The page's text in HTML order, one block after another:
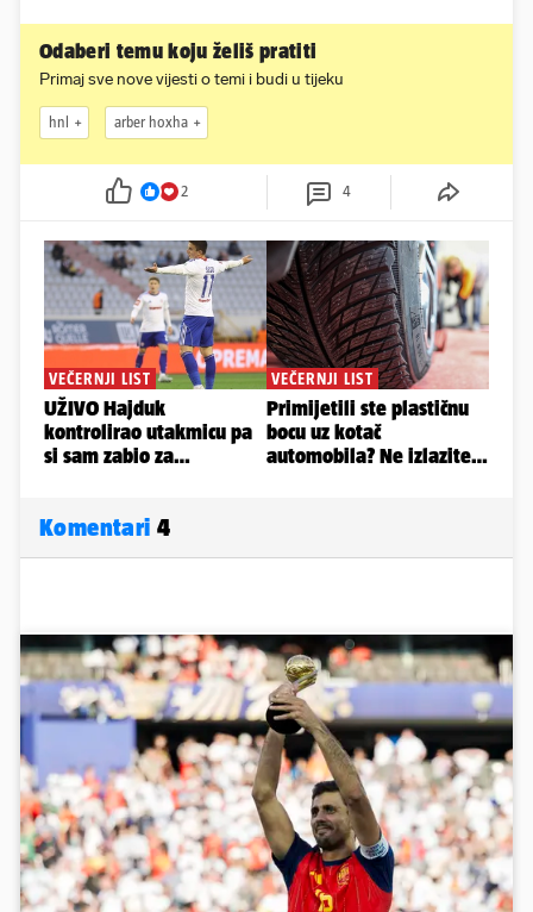
Odaberi temu koju želiš pratiti
Primaj sve nove vijesti o temi i budi u tijeku
hnl arber hoxha
2 4
Komentari 4